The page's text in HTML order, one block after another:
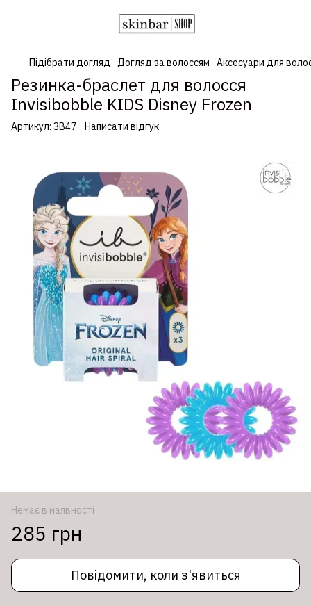
Підібрати догляд Догляд за волоссям Аксесуари для
Резинка-браслет для волосся
Invisibobble KIDS Disney Frozen
Артикул: ЗВ47 Написати відгук
Немає в наявності
285 грн
Повідомити, коли з'явиться